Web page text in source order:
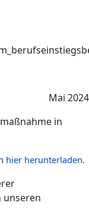
Mai 2024
in
hier herunterladen.
unseren